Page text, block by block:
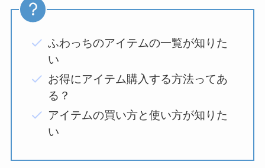
ふわっちのアイテムの一覧が知りた
い
お得にアイテム購入する方法ってあ
る？
アイテムの買い方と使い方が知りた
い